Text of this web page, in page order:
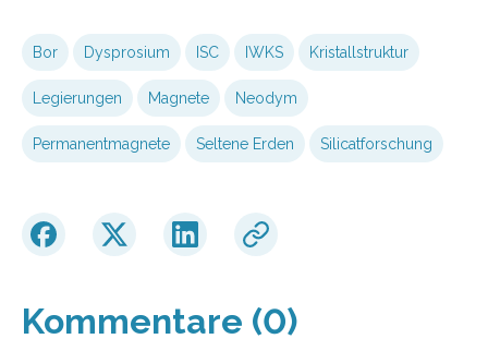
Bor Dysprosium ISC IWKS Kristallstruktur
Legierungen Magnete Neodym
Permanentmagnete Seltene Erden Silicatforschung
Kommentare (0)